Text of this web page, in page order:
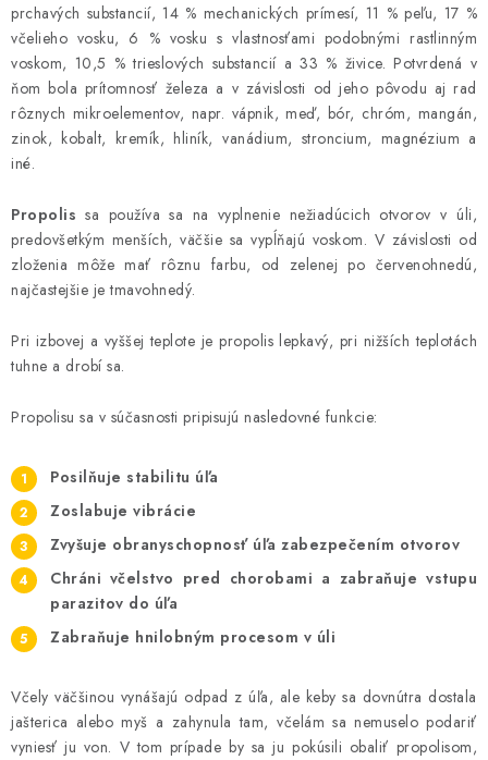
Ochrana osobných údajov
Vrátenie tovaru, výmena a reklamácie
Veľkoobchod
prchavých substancií, 14 % mechanických prímesí, 11 % peľu, 17 %
včelieho vosku, 6 % vosku s vlastnosťami podobnými rastlinným
voskom, 10,5 % trieslových substancií a 33 % živice. Potvrdená v
ňom bola prítomnosť železa a v závislosti od jeho pôvodu aj rad
rôznych mikroelementov, napr. vápnik, meď, bór, chróm, mangán,
zinok, kobalt, kremík, hliník, vanádium, stroncium, magnézium a
iné.
Propolissa používa sa na vyplnenie nežiadúcich otvorov v úli,
predovšetkým menších, väčšie sa vypĺňajú voskom. V závislosti od
zloženia môže mať rôznu farbu, od zelenej po červenohnedú,
najčastejšie je tmavohnedý.
Pri izbovej a vyššej teplote je propolis lepkavý, pri nižších teplotách
tuhne a drobí sa.
Propolisu sa v súčasnosti pripisujú nasledovné funkcie:
Posilňuje stabilitu úľa
Zoslabuje vibrácie
Zvyšuje obranyschopnosť úľa zabezpečením otvorov
Chráni včelstvo pred chorobami a zabraňuje vstupu
parazitov do úľa
Zabraňuje hnilobným procesom v úli
Včely väčšinou vynášajú odpad z úľa, ale keby sa dovnútra dostala
jašterica alebo myš a zahynula tam, včelám sa nemuselo podariť
vyniesť ju von. V tom prípade by sa ju pokúsili obaliť propolisom,